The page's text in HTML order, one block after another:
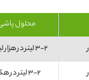
محلول
3-2 لیتر در هزار لیتر آب
3-2 لیتر در هکتار